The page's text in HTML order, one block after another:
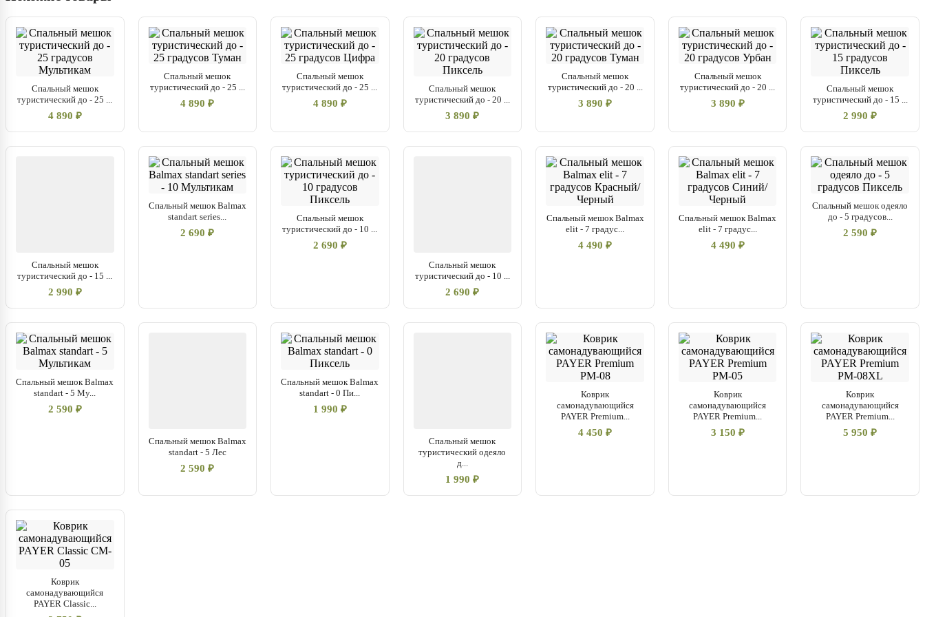
армейский подходит для военных. Военный спальник для армии России удобен в
палатке, в туристическом гамаке в сочетании с тентом или без него.
Спальный мешок
туристический до - 25 ...
4 890 ₽
Спальный мешок
туристический до - 25 ...
4 890 ₽
Спальный мешок
туристический до - 25 ...
4 890 ₽
Спальный мешок
туристический до - 20 ...
3 890 ₽
Спальный мешок
туристический до - 20 ...
3 890 ₽
Спальный мешок
туристический до - 20 ...
3 890 ₽
Спальный мешок
туристический до - 15 ...
2 990 ₽
Спальный мешок
туристический до - 15 ...
2 990 ₽
Спальный мешок Balmax
standart series...
2 690 ₽
Спальный мешок
туристический до - 10 ...
2 690 ₽
Спальный мешок
туристический до - 10 ...
2 690 ₽
Спальный мешок Balmax
elit - 7 градус...
4 490 ₽
Спальный мешок Balmax
elit - 7 градус...
4 490 ₽
Спальный мешок одеяло
до - 5 градусов...
2 590 ₽
Спальный мешок Balmax
standart - 5 Му...
2 590 ₽
Спальный мешок Balmax
standart - 5 Лес
2 590 ₽
Спальный мешок Balmax
standart - 0 Пи...
1 990 ₽
Спальный мешок
туристический одеяло
д...
1 990 ₽
Коврик
самонадувающийся
PAYER Premium...
4 450 ₽
Коврик
самонадувающийся
PAYER Premium...
3 150 ₽
Коврик
самонадувающийся
PAYER Premium...
5 950 ₽
Коврик
самонадувающийся
PAYER Classic...